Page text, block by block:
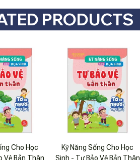
PRODUCTS
Cho Học
Vệ Bản Thân
Kỹ Năng Sống Cho Học
Sinh - Tự Bảo Vệ Bản Thân